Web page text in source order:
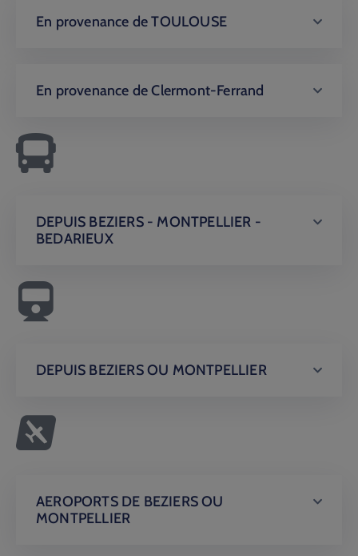
En provenance de TOULOUSE
En provenance de Clermont-Ferrand
DEPUIS BEZIERS - MONTPELLIER -
BEDARIEUX
DEPUIS BEZIERS OU MONTPELLIER
AEROPORTS DE BEZIERS OU
MONTPELLIER